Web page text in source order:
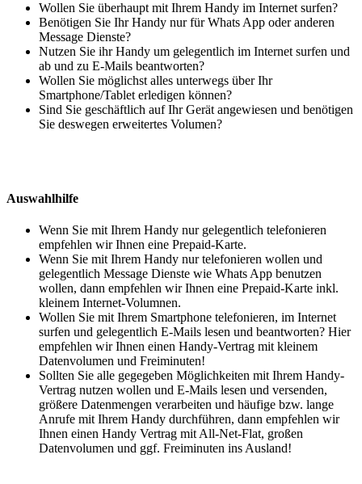
Wollen Sie überhaupt mit Ihrem Handy im Internet surfen?
Benötigen Sie Ihr Handy nur für Whats App oder anderen
Message Dienste?
Nutzen Sie ihr Handy um gelegentlich im Internet surfen und
ab und zu E-Mails beantworten?
Wollen Sie möglichst alles unterwegs über Ihr
Smartphone/Tablet erledigen können?
Sind Sie geschäftlich auf Ihr Gerät angewiesen und benötigen
Sie deswegen erweitertes Volumen?
Auswahlhilfe
Wenn Sie mit Ihrem Handy nur gelegentlich telefonieren
empfehlen wir Ihnen eine Prepaid-Karte.
Wenn Sie mit Ihrem Handy nur telefonieren wollen und
gelegentlich Message Dienste wie Whats App benutzen
wollen, dann empfehlen wir Ihnen eine Prepaid-Karte inkl.
kleinem Internet-Volumnen.
Wollen Sie mit Ihrem Smartphone telefonieren, im Internet
surfen und gelegentlich E-Mails lesen und beantworten? Hier
empfehlen wir Ihnen einen Handy-Vertrag mit kleinem
Datenvolumen und Freiminuten!
Sollten Sie alle gegegeben Möglichkeiten mit Ihrem Handy-
Vertrag nutzen wollen und E-Mails lesen und versenden,
größere Datenmengen verarbeiten und häufige bzw. lange
Anrufe mit Ihrem Handy durchführen, dann empfehlen wir
Ihnen einen Handy Vertrag mit All-Net-Flat, großen
Datenvolumen und ggf. Freiminuten ins Ausland!